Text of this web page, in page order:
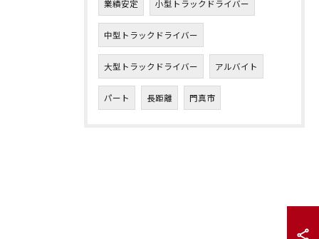
業績安定 小型トラックドライバー
中型トラックドライバー
大型トラックドライバー アルバイト
パート 長距離 門真市